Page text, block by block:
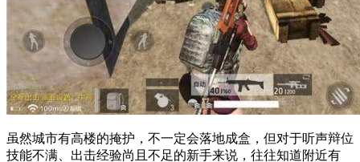
虽然城市有高楼的掩护，不一定会落地成盒，但对于听声辩位
技能不满、出击经验尚且不足的新手来说，往往知道附近有